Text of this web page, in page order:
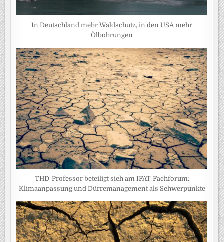
In Deutschland mehr Waldschutz, in den USA mehr
Ölbohrungen
THD-Professor beteiligt sich am IFAT-Fachforum:
Klimaanpassung und Dürremanagement als Schwerpunkte